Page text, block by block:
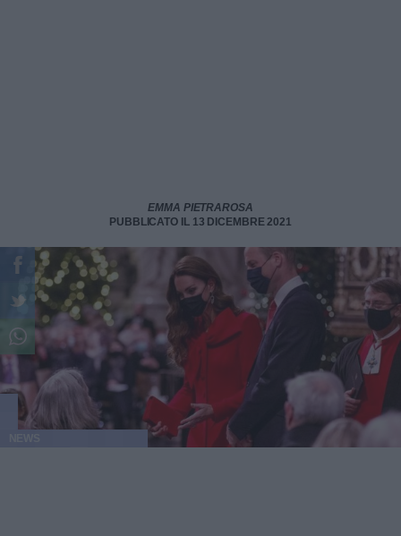
EMMA PIETRAROSA
PUBBLICATO IL 13 DICEMBRE 2021